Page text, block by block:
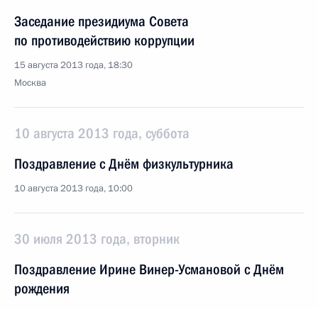
Заседание президиума Совета
по противодействию коррупции
15 августа 2013 года, 18:30
Москва
10 августа 2013 года, суббота
Поздравление с Днём физкультурника
10 августа 2013 года, 10:00
30 июля 2013 года, вторник
Поздравление Ирине Винер-Усмановой с Днём
рождения